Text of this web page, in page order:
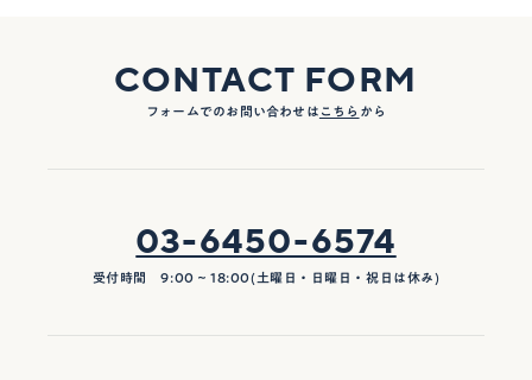
CONTACT FORM
フォームでのお問い合わせは こちら から
03-6450-6574
受付時間 9:00 ~ 18:00(土曜日・日曜日・祝日は休み)